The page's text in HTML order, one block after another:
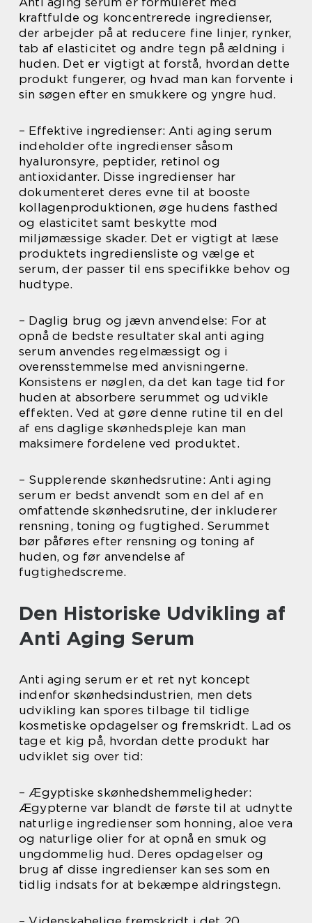
kraftfulde og koncentrerede ingredienser,
der arbejder på at reducere fine linjer, rynker,
tab af elasticitet og andre tegn på ældning i
huden. Det er vigtigt at forstå, hvordan dette
produkt fungerer, og hvad man kan forvente i
sin søgen efter en smukkere og yngre hud.
– Effektive ingredienser: Anti aging serum
indeholder ofte ingredienser såsom
hyaluronsyre, peptider, retinol og
antioxidanter. Disse ingredienser har
dokumenteret deres evne til at booste
kollagenproduktionen, øge hudens fasthed
og elasticitet samt beskytte mod
miljømæssige skader. Det er vigtigt at læse
produktets ingrediensliste og vælge et
serum, der passer til ens specifikke behov og
hudtype.
– Daglig brug og jævn anvendelse: For at
opnå de bedste resultater skal anti aging
serum anvendes regelmæssigt og i
overensstemmelse med anvisningerne.
Konsistens er nøglen, da det kan tage tid for
huden at absorbere serummet og udvikle
effekten. Ved at gøre denne rutine til en del
af ens daglige skønhedspleje kan man
maksimere fordelene ved produktet.
– Supplerende skønhedsrutine: Anti aging
serum er bedst anvendt som en del af en
omfattende skønhedsrutine, der inkluderer
rensning, toning og fugtighed. Serummet
bør påføres efter rensning og toning af
huden, og før anvendelse af
fugtighedscreme.
Den Historiske Udvikling af
Anti Aging Serum
Anti aging serum er et ret nyt koncept
indenfor skønhedsindustrien, men dets
udvikling kan spores tilbage til tidlige
kosmetiske opdagelser og fremskridt. Lad os
tage et kig på, hvordan dette produkt har
udviklet sig over tid:
– Ægyptiske skønhedshemmeligheder:
Ægypterne var blandt de første til at udnytte
naturlige ingredienser som honning, aloe vera
og naturlige olier for at opnå en smuk og
ungdommelig hud. Deres opdagelser og
brug af disse ingredienser kan ses som en
tidlig indsats for at bekæmpe aldringstegn.